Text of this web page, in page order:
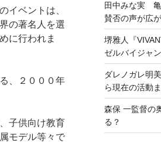
イベントは、
の著名人を選
に行われま
、２０００年
子供向け教育
モデル等々で
田中みな実
賛否の声が広
堺雅人『
ゼルバイジャ
ダレノガレ明
ら現在の活動
森保 一監督の
る？